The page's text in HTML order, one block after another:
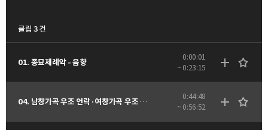
클립 3 건
01. 종묘제례악 - 음향
0:00:01
~ 0:23:15
04. 남창가곡 우조 언락·여창가곡 우조 우락 - 음향
0:44:48
~ 0:56:52